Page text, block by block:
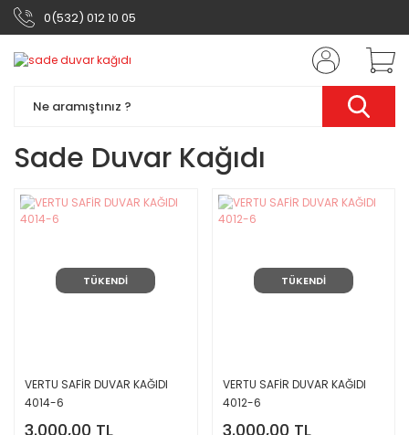
0(532) 012 10 05
Sade Duvar Kağıdı
TÜKENDİ
VERTU SAFİR DUVAR KAĞIDI
4014-6
3.000,00 TL
TÜKENDİ
VERTU SAFİR DUVAR KAĞIDI
4012-6
3.000,00 TL